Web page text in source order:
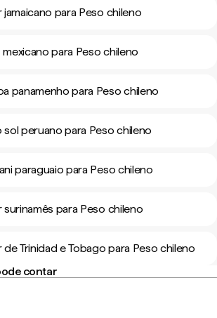
jamaicano para Peso chileno
para Peso chileno
panamenho para Peso chileno
sol peruano para Peso chileno
paraguaio para Peso chileno
surinamês para Peso chileno
de Trinidad e Tobago para Peso chileno
contar